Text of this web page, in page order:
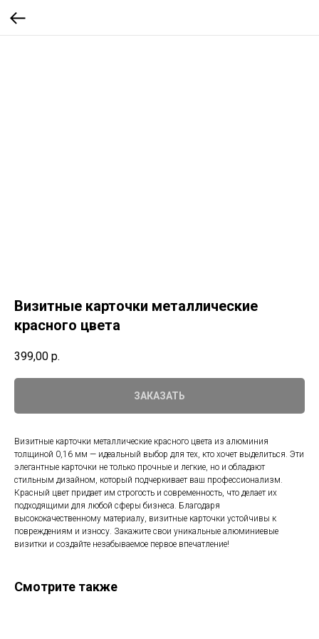
Визитные карточки металлические
красного цвета
399,00 р.
ЗАКАЗАТЬ
Визитные карточки металлические красного цвета из алюминия
толщиной 0,16 мм — идеальный выбор для тех, кто хочет выделиться. Эти
элегантные карточки не только прочные и легкие, но и обладают
стильным дизайном, который подчеркивает ваш профессионализм.
Красный цвет придает им строгость и современность, что делает их
подходящими для любой сферы бизнеса. Благодаря
высококачественному материалу, визитные карточки устойчивы к
повреждениям и износу. Закажите свои уникальные алюминиевые
визитки и создайте незабываемое первое впечатление!
Смотрите также